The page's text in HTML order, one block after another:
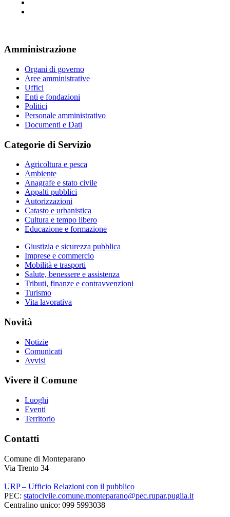
Amministrazione
Organi di governo
Aree amministrative
Uffici
Enti e fondazioni
Politici
Personale amministrativo
Documenti e Dati
Categorie di Servizio
Agricoltura e pesca
Ambiente
Anagrafe e stato civile
Appalti pubblici
Autorizzazioni
Catasto e urbanistica
Cultura e tempo libero
Educazione e formazione
Giustizia e sicurezza pubblica
Imprese e commercio
Mobilità e trasporti
Salute, benessere e assistenza
Tributi, finanze e contravvenzioni
Turismo
Vita lavorativa
Novità
Notizie
Comunicati
Avvisi
Vivere il Comune
Luoghi
Eventi
Territorio
Contatti
Comune di Monteparano
Via Trento 34
URP – Ufficio Relazioni con il pubblico
PEC: statocivile.comune.monteparano@pec.rupar.puglia.it
Centralino unico: 099 5993038